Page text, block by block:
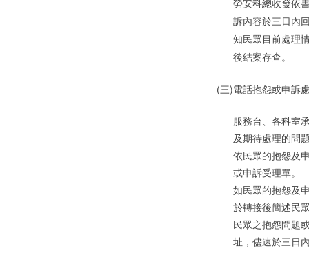
勞安科總收發依
訴內容於三日內
知民眾目前處理
後結案存查。
(三)電話抱怨或申訴
服務台、各科室
及期待處理的問
依民眾的抱怨及
或申訴受理單。
如民眾的抱怨及
於轉接後簡述民
民眾之抱怨問題
址，儘速於三日